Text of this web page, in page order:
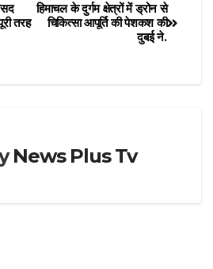
हिमाचल के दुर्गम क्षेत्रों में ड्रोन से
चिकित्सा आपूर्ति की पेशकश की
दुबई ने.
तरह
News Plus Tv